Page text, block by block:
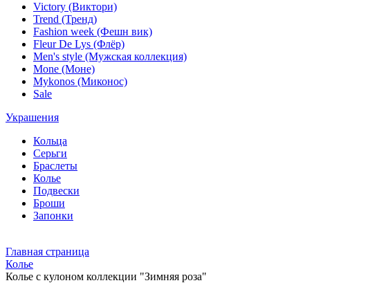
Victory (Виктори)
Trend (Тренд)
Fashion week (Фешн вик)
Fleur De Lys (Флёр)
Men's style (Мужская коллекция)
Mone (Моне)
Mykonos (Миконос)
Sale
Украшения
Кольца
Серьги
Браслеты
Колье
Подвески
Броши
Запонки
Главная страница
Колье
Колье с кулоном коллекции "Зимняя роза"